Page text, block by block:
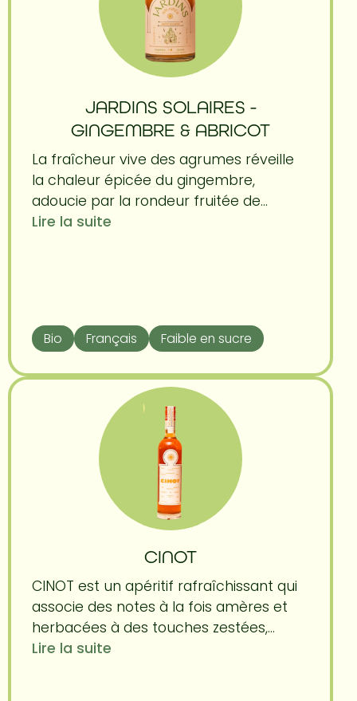
JARDINS SOLAIRES -
GINGEMBRE & ABRICOT
La fraîcheur vive des agrumes réveille
la chaleur épicée du gingembre,
adoucie par la rondeur fruitée de...
Lire la suite
Bio Français Faible en sucre
CINOT
CINOT est un apéritif rafraîchissant qui
associe des notes à la fois amères et
herbacées à des touches zestées,...
Lire la suite